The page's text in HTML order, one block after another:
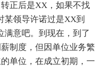
正后是XX，如果不找
某领导许诺过是XX到
满意吧。到现在，到了
制度，但因单位业务繁
单位，在成立初期，一